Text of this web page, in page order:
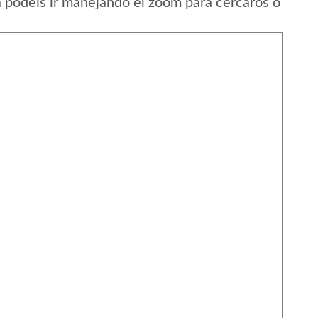
ir manejando el zoom para cercaros o